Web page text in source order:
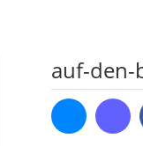
auf-den-
Bluesky